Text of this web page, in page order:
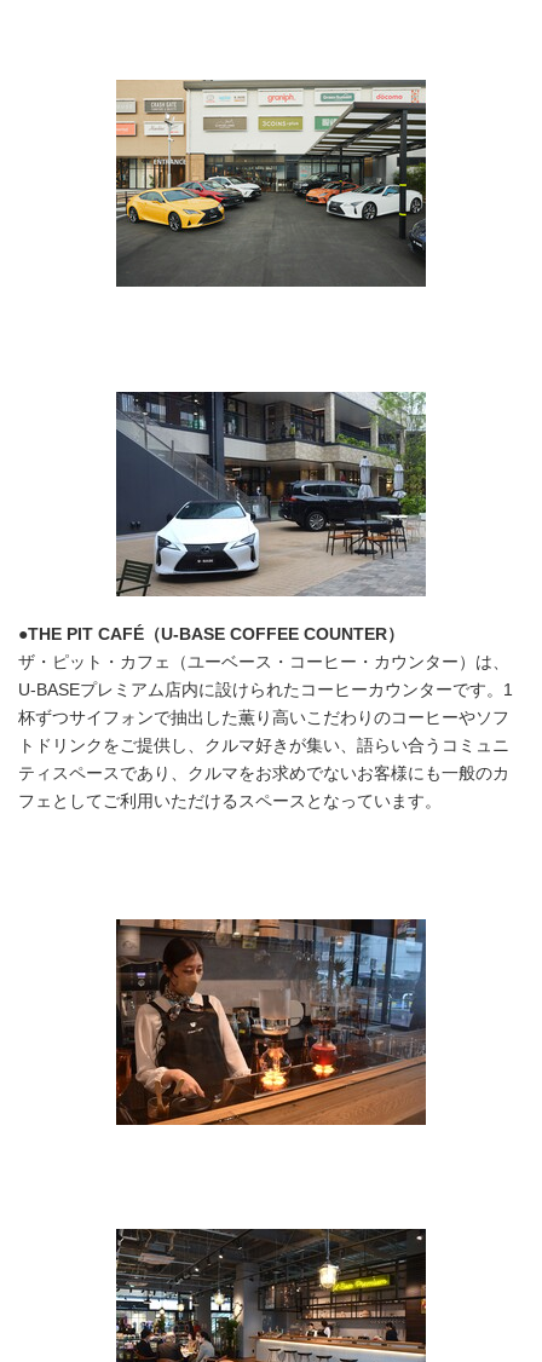
●THE PIT CAFÉ（U-BASE COFFEE COUNTER）
ザ・ピット・カフェ（ユーベース・コーヒー・カウンター）は、
U-BASEプレミアム店内に設けられたコーヒーカウンターです。1
杯ずつサイフォンで抽出した薫り高いこだわりのコーヒーやソフ
トドリンクをご提供し、クルマ好きが集い、語らい合うコミュニ
ティスペースであり、クルマをお求めでないお客様にも一般のカ
フェとしてご利用いただけるスペースとなっています。